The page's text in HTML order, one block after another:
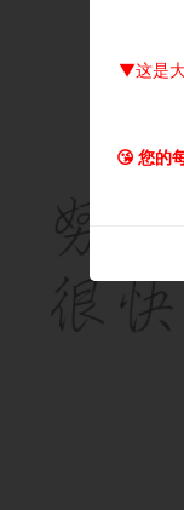
▼这是
😘 您的